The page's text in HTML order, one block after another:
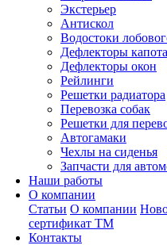
Экстерьер
Антискол
Водостоки
Дефлекторы капота
Дефлекторы окон
Рейлинги
Решетки радиатора
Перевозка собак
Решетки для
Автогамаки
Чехлы на сиденья
Запчасти для
Наши работы
О компании
Статьи О компании
сертификат ТМ
Контакты